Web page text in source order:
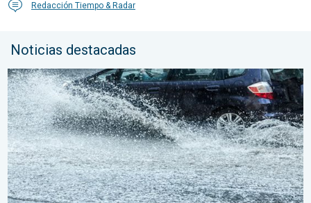
Redacción Tiempo & Radar
Noticias destacadas
Carreteras inundadas peligrosas. Medidas de seguridad. . .